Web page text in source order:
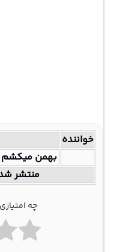
خواننده
بهمن میکشم
منتشر
چه